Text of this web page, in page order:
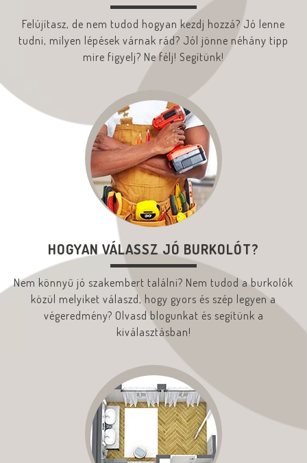
Felújítasz, de nem tudod hogyan kezdj hozzá? Jó lenne
tudni, milyen lépések várnak rád? Jól jönne néhány tipp
mire figyelj? Ne félj! Segítünk!
HOGYAN VÁLASSZ JÓ BURKOLÓT?
Nem könnyű jó szakembert találni? Nem tudod a burkolók
közül melyiket válaszd, hogy gyors és szép legyen a
végeredmény? Olvasd blogunkat és segítünk a
kiválasztásban!